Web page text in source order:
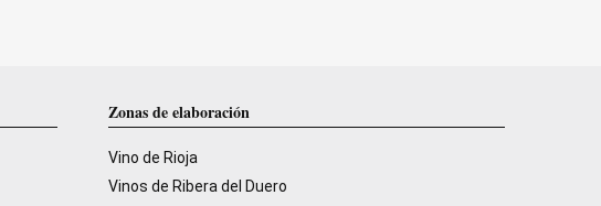
Zonas de elaboración
Vino de Rioja
Vinos de Ribera del Duero